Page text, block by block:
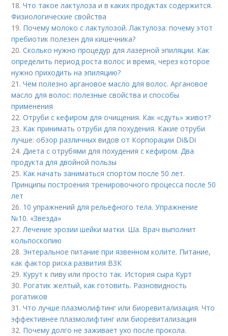
18.Что такое лактулоза и в каких продуктах содержится.
Физиологические свойства
19. Почему молоко с лактулозой. Лактулоза: почему этот
пребиотик полезен для кишечника?
20.Сколько нужно процедур для лазерной эпиляции. Как
определить период роста волос и время, через которое
нужно приходить на эпиляцию?
21.Чем полезно аргановое масло для волос. Аргановое
масло для волос: полезные свойства и способы
применения
22.Отруби с кефиром для очищения. Как «сдуть» живот?
23. Как принимать отруби для похудения. Какие отруби
лучше: обзор различных видов от Корпорации Di&Di
24.Диета с отрубями для похудения с кефиром. Два
продукта для двойной пользы
25. Как начать заниматься спортом после 50 лет.
Принципы построения тренировочного процесса после 50
лет
26. 10 упражнений для рельефного тела. Упражнение
№10. «Звезда»
27.Лечение эрозии шейки матки. Ша. Врач выполнит
кольпоскопию
28. Энтеральное питание при язвенном колите. Питание,
как фактор риска развития ВЗК
29. Курут к пиву или просто так. История сыра Курт
30. Рогатик желтый, как готовить. Разновидность
рогатиков
31.Что лучше плазмолифтинг или биоревитализация. Что
эффективнее плазмолифтинг или биоревитализация
32. Почему долго не заживает ухо после прокола.